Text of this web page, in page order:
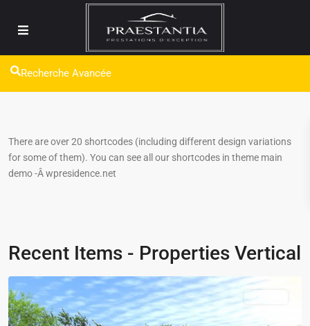
Recherche Avancée
There are over 20 shortcodes (including different design variations
for some of them). You can see all our shortcodes in theme main
demo -Â wpresidence.net
Recent Items - Properties Vertical